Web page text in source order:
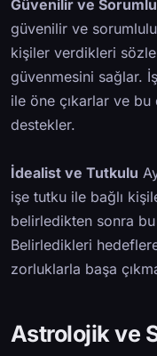
Güvenilir ve
güvenilir ve
kişiler verdikleri
güvenmesini sağlar.
ile öne çıkarlar ve
destekler.
İdealist ve Tutkulu
işe tutku ile bağlı
belirledikten sonra
Belirledikleri
zorluklarla başa
Astrolojik ve